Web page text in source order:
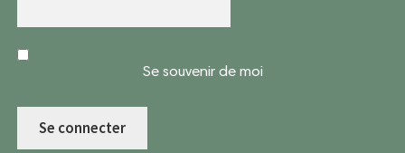
Se souvenir de moi